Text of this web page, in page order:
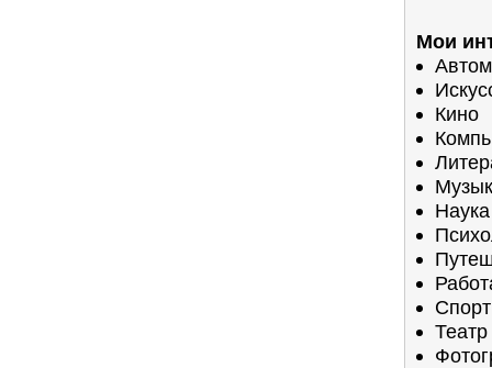
Мои
Кино
Наука
Спорт
Театр